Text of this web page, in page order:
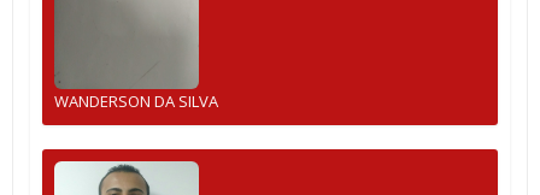
WANDERSON DA SILVA